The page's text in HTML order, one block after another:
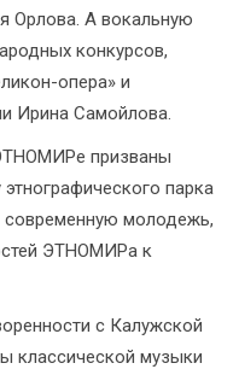
Орлова. А вокальную
конкурсов,
опера» и
Ирина Самойлова.
призваны
парка
молодежь,
ЭТНОМИРа к
с Калужской
классической музыки